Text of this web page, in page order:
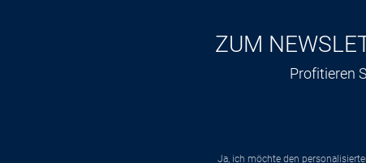
ZUM
Profitieren
Ja, ich möchte den